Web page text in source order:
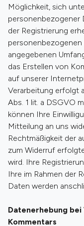
Möglichkeit, sich
personenbezogener
der Registrierung
angegebenen
das Erstellen von
auf unserer
Verarbeitung erfolgt
Abs. 1 lit. a DSGVO
können Ihre
Mitteilung an uns
Rechtmäßigkeit der
zum Widerruf
wird. Ihre
Ihre im Rahmen der
Daten werden
Datenerhebung
Kommentars